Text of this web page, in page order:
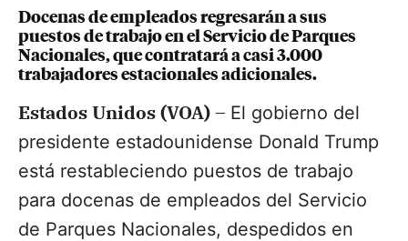
Docenas de empleados regresarán a sus
puestos de trabajo en el Servicio de Parques
Nacionales, que contratará a casi 3.000
trabajadores estacionales adicionales.
Estados Unidos (VOA) – El gobierno del
presidente estadounidense Donald Trump
está restableciendo puestos de trabajo
para docenas de empleados del Servicio
de Parques Nacionales, despedidos en